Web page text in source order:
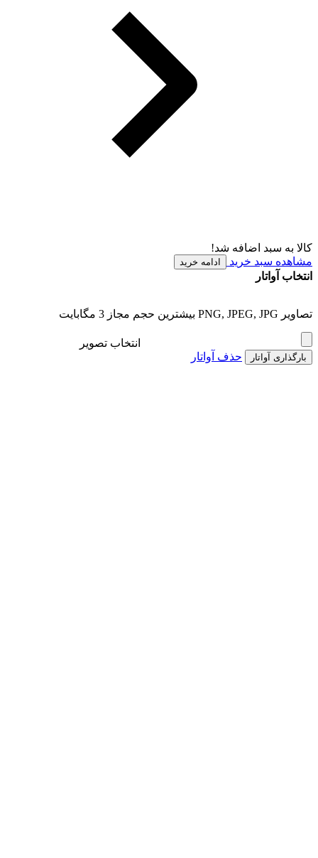
کالا به سبد اضافه شد!
مشاهده سبد خرید
ادامه خرید
انتخاب آواتار
تصاویر PNG, JPEG, JPG بیشترین حجم مجاز 3 مگابایت
انتخاب تصویر
بارگذاری آواتار حذف آواتار